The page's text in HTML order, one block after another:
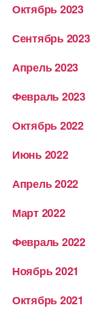
Октябрь 2023
Сентябрь 2023
Апрель 2023
Февраль 2023
Октябрь 2022
Июнь 2022
Апрель 2022
Март 2022
Февраль 2022
Ноябрь 2021
Октябрь 2021